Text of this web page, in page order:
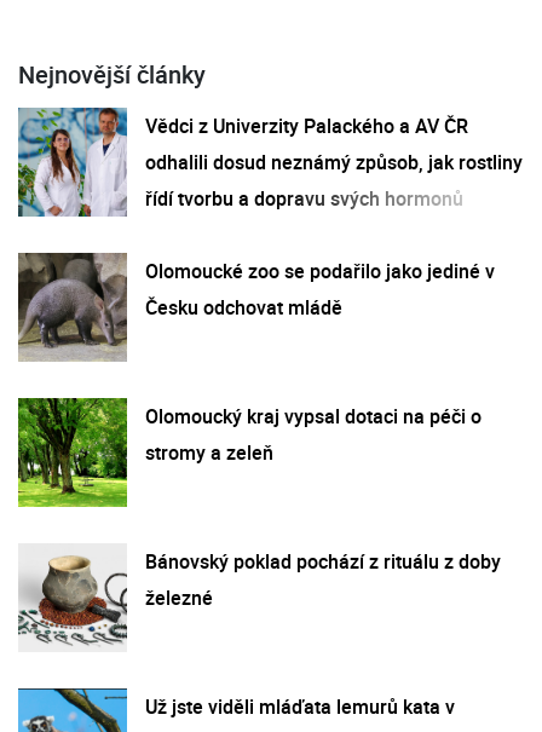
Nejnovější články
Vědci z Univerzity Palackého a AV ČR
odhalili dosud neznámý způsob, jak rostliny
řídí tvorbu a dopravu svých hormonů
Olomoucké zoo se podařilo jako jediné v
Česku odchovat mládě
Olomoucký kraj vypsal dotaci na péči o
stromy a zeleň
Bánovský poklad pochází z rituálu z doby
železné
Už jste viděli mláďata lemurů kata v